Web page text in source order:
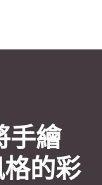
手繪
的彩